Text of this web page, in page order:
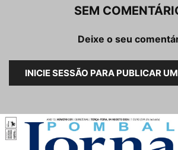
SEM
Deixe o seu
INICIE SESSÃO PARA PUBLICAR